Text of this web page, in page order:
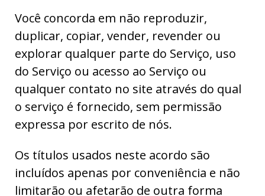
Você concorda em não reproduzir,
duplicar, copiar, vender, revender ou
explorar qualquer parte do Serviço, uso
do Serviço ou acesso ao Serviço ou
qualquer contato no site através do qual
o serviço é fornecido, sem permissão
expressa por escrito de nós.
Os títulos usados neste acordo são
incluídos apenas por conveniência e não
limitarão ou afetarão de outra forma